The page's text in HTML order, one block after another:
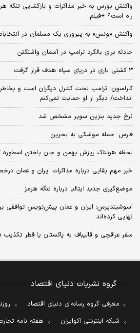
واکنش بورس به خبر مذاکرات و بازگشایی تنگه
راه است؟ +فیلم
واکنش «ونس» به پیروزی یک مسلمان در
حادثه برای بالگرد ترامپ در آسمان واشنگتن
3 کشتی باری در دریای سیاه هدف قرار گرفت
کارلسون: ترامپ تحت کنترل دیگران است و بخاطر
انداخت/ دیگر از او حمایت نمی‌کنم
نرخ جدید بنزین سوپر مشخص شد
فارس: حمله موشکی به بحرین
لحظه هولناک ریزش بهمن و جان باختن اسطوره
خبر مهم بقایی درباره مذاکرات ایران و عمان
موضع‌گیری جدید ایتالیا درباره تنگه هرمز
آسوشیتدپرس: ایران و عمان پیش‌‌نویس توافقی
نهایی کرده‌اند
سفر عراقچی و قالیباف به پاکستان یا قطر
گروه نشریات دنیای اقتصاد
معرفی گروه رسانه‌ای دنیای اقتصاد
شبکه اینترنتی اکوایران
هفته نامه